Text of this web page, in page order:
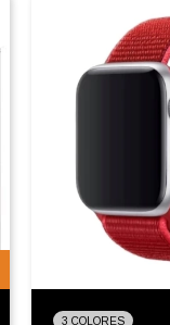
3 COLORES